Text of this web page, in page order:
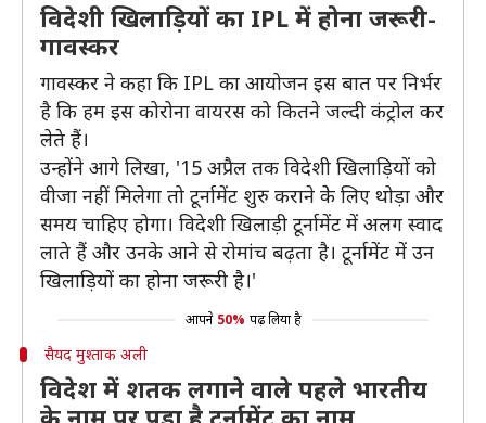
विदेशी खिलाड़ियों का IPL में होना जरूरी-
गावस्कर
गावस्कर ने कहा कि IPL का आयोजन इस बात पर निर्भर
है कि हम इस कोरोना वायरस को कितने जल्दी कंट्रोल कर
लेते हैं।
उन्होंने आगे लिखा, '15 अप्रैल तक विदेशी खिलाड़ियों को
वीजा नहीं मिलेगा तो टूर्नामेंट शुरु कराने केे लिए थोड़ा और
समय चाहिए होगा। विदेशी खिलाड़ी टूर्नामेंट में अलग स्वाद
लाते हैं और उनके आने से रोमांच बढ़ता है। टूर्नामेंट में उन
खिलाड़ियों का होना जरूरी है।'
आपने 50% पढ़ लिया है
सैयद मुश्ताक अली
विदेश में शतक लगाने वाले पहले भारतीय
के नाम पर पड़ा है टूर्नामेंट का नाम